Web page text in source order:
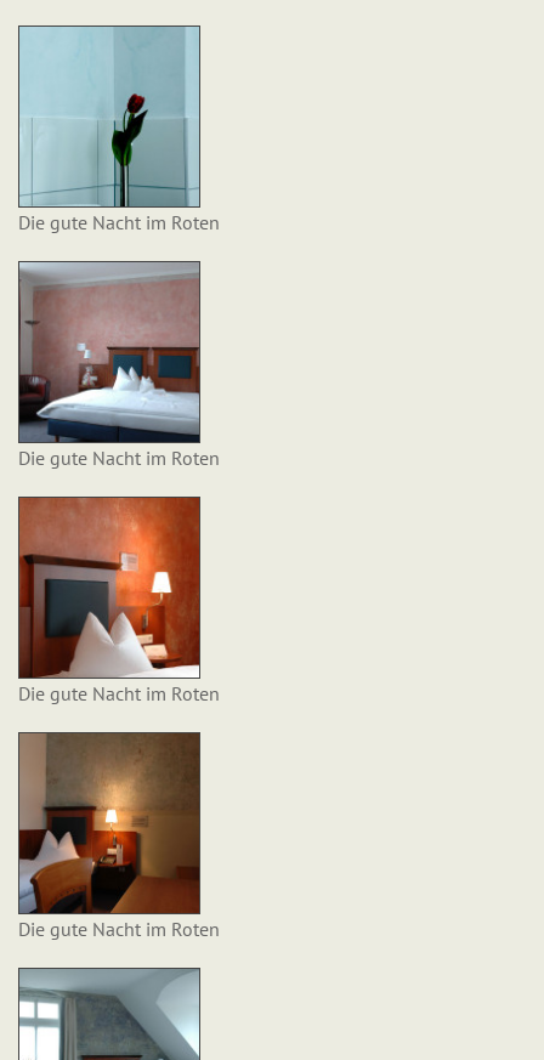
Die gute Nacht im Roten
Die gute Nacht im Roten
Die gute Nacht im Roten
Die gute Nacht im Roten